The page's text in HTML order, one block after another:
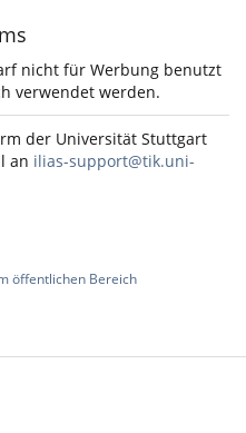
nicht für Werbung benutzt
verwendet werden.
der Universität Stuttgart
an ilias-support@tik.uni-
öffentlichen Bereich